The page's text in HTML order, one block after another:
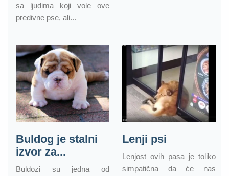
sa ljudima koji vole ove
predivne pse, ali...
Buldog je stalni
izvor za...
Buldozi su jedna od
Lenji psi
Lenjost ovih pasa je toliko
simpatična da će nas